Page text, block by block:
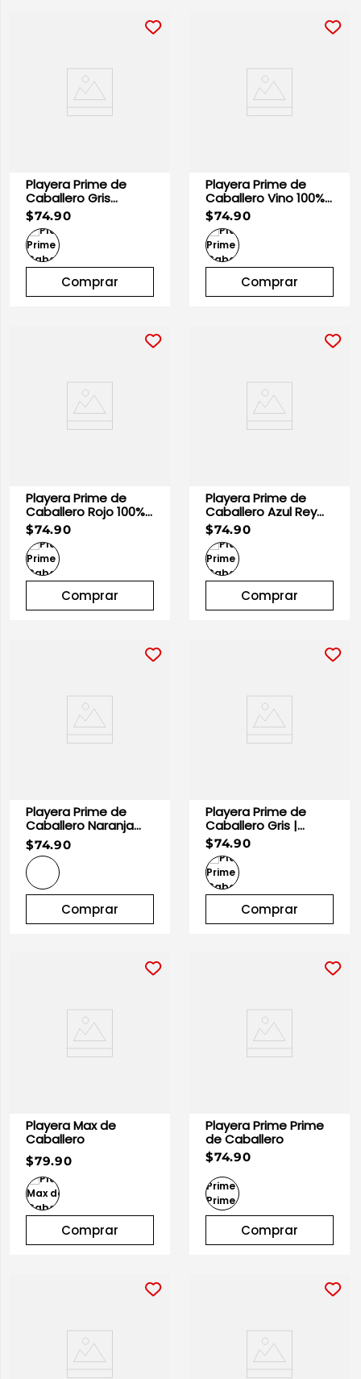
Playera Prime de
Caballero Gris
Heather | Optima.
$74.90
Comprar
Playera Prime de
Caballero Vino 100%
Algodón | Optima
$74.90
Comprar
Playera Prime de
Caballero Rojo 100%
Algodón | Optima
$74.90
Comprar
Playera Prime de
Caballero Azul Rey
100% Algodón |
Optima
$74.90
Comprar
Playera Prime de
Caballero Naranja
100% Algodón |
Optima
$74.90
Comprar
Playera Prime de
Caballero Gris |
Optima
$74.90
Comprar
Playera Max de
Caballero
$79.90
Comprar
Playera Prime Prime
de Caballero
$74.90
Comprar